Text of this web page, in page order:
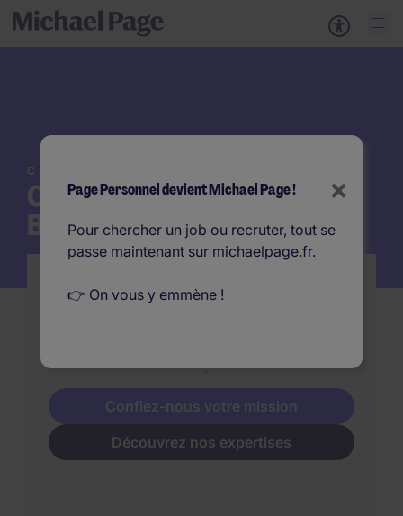
Cabinet de recrutement
Bordeaux
CONTACTEZ-NOUS
Vous recherchez à recruter à Bordeaux
spécialisés pour échanger sur votre besoin.
Découvrez nos expertises
Confiez-nous votre mission
×
Page Personnel devient Michael Page !
Pour chercher un job ou recruter, tout se
passe maintenant sur michaelpage.fr.
👉 On vous y emmène !